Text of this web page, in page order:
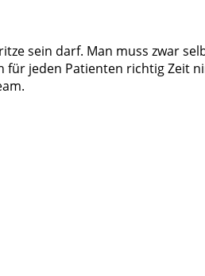
sein darf. Man muss zwar
für jeden Patienten richtig Zeit